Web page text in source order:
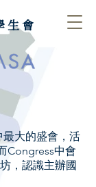
生會
最大的盛會，活
Congress中會
，認識主辦國